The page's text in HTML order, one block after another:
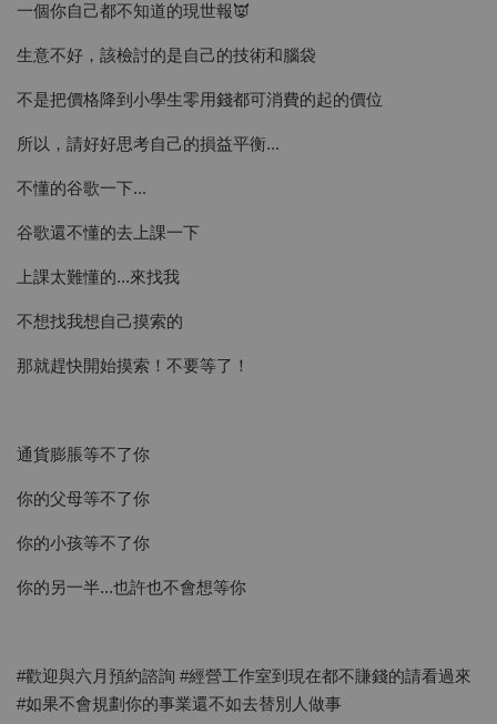
一個你自己都不知道的現世報👿
生意不好，該檢討的是自己的技術和腦袋
不是把價格降到小學生零用錢都可消費的起的價位
所以，請好好思考自己的損益平衡...
不懂的谷歌一下...
谷歌還不懂的去上課一下
上課太難懂的...來找我
不想找我想自己摸索的
那就趕快開始摸索！不要等了！
通貨膨脹等不了你
你的父母等不了你
你的小孩等不了你
你的另一半...也許也不會想等你
#歡迎與六月預約諮詢 #經營工作室到現在都不賺錢的請看過來
#如果不會規劃你的事業還不如去替別人做事